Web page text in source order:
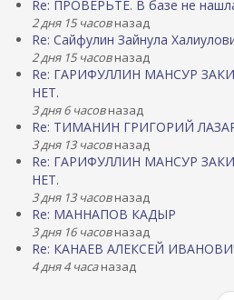
Re: ПРОВЕРЬТЕ. В базе не
2 дня 15 часовназад
Re: Сайфулин Зайнула
2 дня 15 часовназад
Re: ГАРИФУЛЛИН МАНСУР
НЕТ.
3 дня 6 часовназад
Re: ТИМАНИН ГРИГОРИЙ
3 дня 13 часовназад
Re: ГАРИФУЛЛИН МАНСУР
НЕТ.
3 дня 13 часовназад
Re: МАННАПОВ КАДЫР
3 дня 16 часовназад
Re: КАНАЕВ АЛЕКСЕЙ
4 дня 4 часаназад